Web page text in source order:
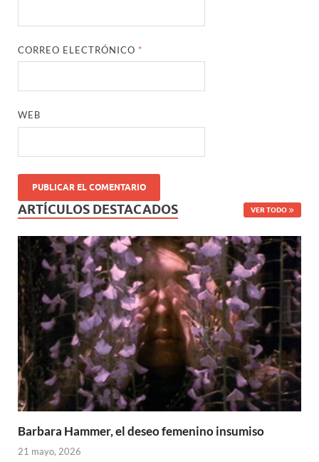
CORREO ELECTRÓNICO *
WEB
ARTÍCULOS DESTACADOS VER TODO
Barbara Hammer, el deseo femenino insumiso
21 mayo, 2026